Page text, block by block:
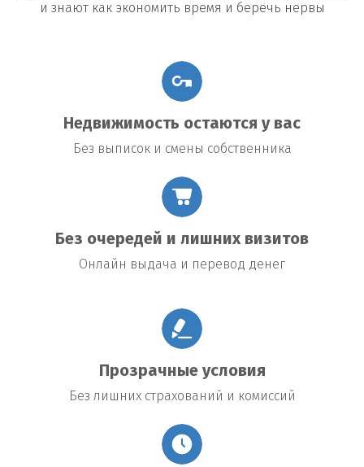
и знают как экономить время и беречь нервы
Недвижимость остаются у вас
Без выписок и смены собственника
Без очередей и лишних визитов
Онлайн выдача и перевод денег
Прозрачные условия
Без лишних страхований и комиссий